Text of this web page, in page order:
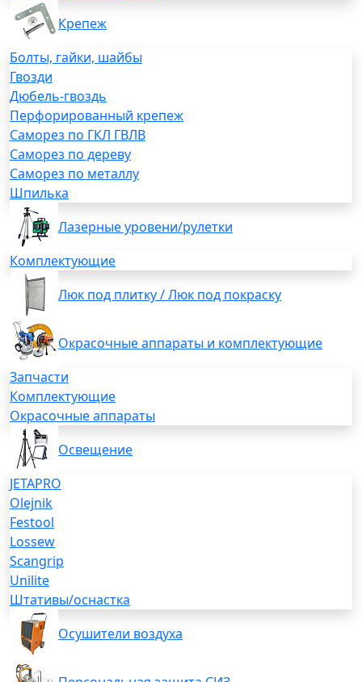
Крепеж
Болты, гайки, шайбы
Гвозди
Дюбель-гвоздь
Перфорированный крепеж
Саморез по ГКЛ ГВЛВ
Саморез по дереву
Саморез по металлу
Шпилька
Лазерные уровени/рулетки
Комплектующие
Люк под плитку / Люк под покраску
Окрасочные аппараты и комплектующие
Запчасти
Комплектующие
Окрасочные аппараты
Освещение
JETAPRO
Olejnik
Festool
Lossew
Scangrip
Unilite
Штативы/оснастка
Осушители воздуха